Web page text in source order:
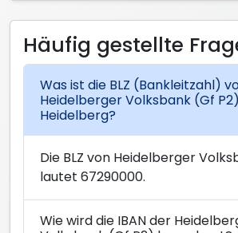
Häufig gestellte
Was ist die BLZ (Bankleitzahl)
Heidelberger Volksbank (Gf
Heidelberg?
Die BLZ von Heidelberger
lautet 67290000.
Wie wird die IBAN der